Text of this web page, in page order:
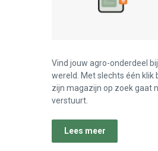
Vind jouw agro-onderdeel
wereld. Met slechts één klik
zijn magazijn op zoek gaat
verstuurt.
Lees meer